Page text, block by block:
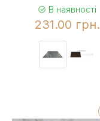
В наявності
231.00 грн.